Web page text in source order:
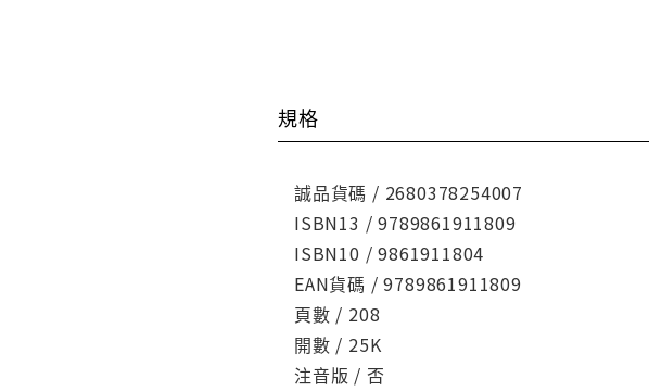
規格
誠品貨碼 / 2680378254007
ISBN13 / 9789861911809
ISBN10 / 9861911804
EAN貨碼 / 9789861911809
頁數 / 208
開數 / 25K
注音版 / 否